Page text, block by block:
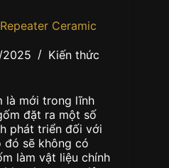
Ceramic
2025 Kiến thức
là mới trong lĩnh
đặt ra một số
phát triển đối với
đó sẽ không có
làm vật liệu chính